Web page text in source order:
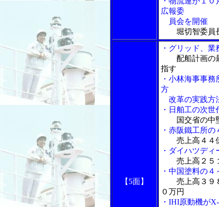
広報委
員会を開催
堀切智委員
【5面】
・グリッド、
配船計画の
指す
・小林海事事
方
改革の実践方
・日舶工の次
国交省の中
・赤阪鐵工所
売上高４４
・ダイハツデ
売上高２５
・中国塗料の
売上高３９
０万円
・IHI原動機が